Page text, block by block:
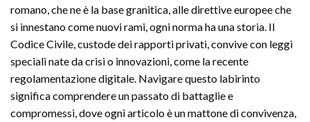
romano, che ne è la base granitica, alle direttive europee che
si innestano come nuovi rami, ogni norma ha una storia. Il
Codice Civile, custode dei rapporti privati, convive con leggi
speciali nate da crisi o innovazioni, come la recente
regolamentazione digitale. Navigare questo labirinto
significa comprendere un passato di battaglie e
compromessi, dove ogni articolo è un mattone di convivenza,